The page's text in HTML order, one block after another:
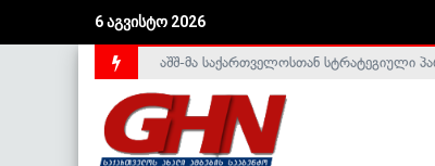
6 აგვისტო 2026
აშშ-მა საქართველოსთან სტრატეგიული